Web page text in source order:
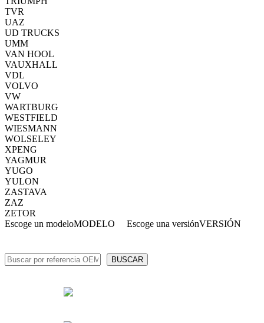
TVR
UAZ
UD TRUCKS
UMM
VAN HOOL
VAUXHALL
VDL
VOLVO
VW
WARTBURG
WESTFIELD
WIESMANN
WOLSELEY
XPENG
YAGMUR
YUGO
YULON
ZASTAVA
ZAZ
ZETOR
Escoge un modeloMODELO Escoge una versiónVERSIÓN